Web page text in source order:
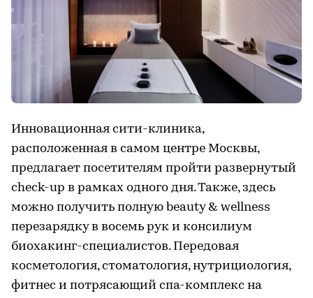
Инновационная сити-клиника,
расположенная в самом центре Москвы,
предлагает посетителям пройти развернутый
check-up в рамках одного дня. Также, здесь
можно получить полную beauty & wellness
перезарядку в восемь рук и консилиум
биохакинг-специалистов. Передовая
косметология, стоматология, нутрициология,
фитнес и потрясающий спа-комплекс на